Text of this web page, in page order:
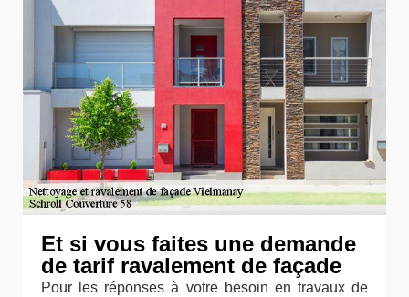
Et si vous faites une demande
de tarif ravalement de façade
Pour les réponses à votre besoin en travaux de